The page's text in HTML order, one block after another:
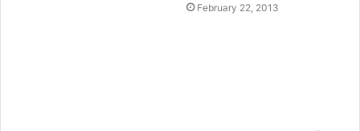
February 22, 2013